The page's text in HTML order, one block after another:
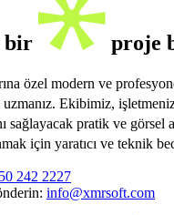
bir proje
özel modern ve
Ekibimiz,
sağlayacak pratik ve görsel
için yaratıcı ve teknik
242 2227
info@xmrsoft.com